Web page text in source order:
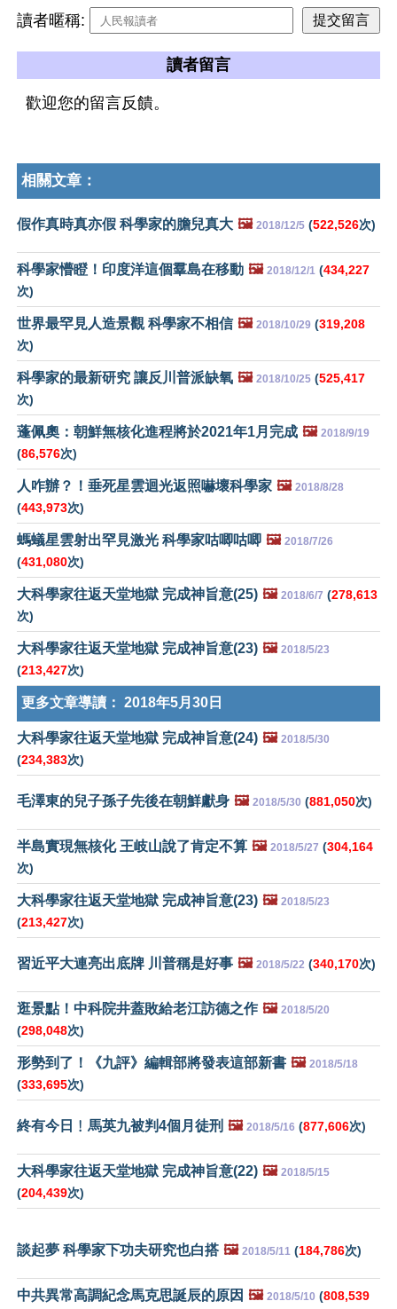
讀者暱稱:
讀者留言
歡迎您的留言反饋。
相關文章：
假作真時真亦假 科學家的膽兒真大 🖼️ 2018/12/5 (522,526次)
科學家懵瞪！印度洋這個羣島在移動 🖼️ 2018/12/1 (434,227
次)
世界最罕見人造景觀 科學家不相信 🖼️ 2018/10/29 (319,208
次)
科學家的最新研究 讓反川普派缺氧 🖼️ 2018/10/25 (525,417
次)
蓬佩奧：朝鮮無核化進程將於2021年1月完成 🖼️ 2018/9/19
(86,576次)
人咋辦？！垂死星雲迴光返照嚇壞科學家 🖼️ 2018/8/28
(443,973次)
螞蟻星雲射出罕見激光 科學家咕唧咕唧 🖼️ 2018/7/26
(431,080次)
大科學家往返天堂地獄 完成神旨意(25) 🖼️ 2018/6/7 (278,613
次)
大科學家往返天堂地獄 完成神旨意(23) 🖼️ 2018/5/23
(213,427次)
更多文章導讀： 2018年5月30日
大科學家往返天堂地獄 完成神旨意(24) 🖼️ 2018/5/30
(234,383次)
毛澤東的兒子孫子先後在朝鮮獻身 🖼️ 2018/5/30 (881,050次)
半島實現無核化 王岐山說了肯定不算 🖼️ 2018/5/27 (304,164
次)
大科學家往返天堂地獄 完成神旨意(23) 🖼️ 2018/5/23
(213,427次)
習近平大連亮出底牌 川普稱是好事 🖼️ 2018/5/22 (340,170次)
逛景點！中科院井蓋敗給老江訪德之作 🖼️ 2018/5/20
(298,048次)
形勢到了！《九評》編輯部將發表這部新書 🖼️ 2018/5/18
(333,695次)
終有今日﹗馬英九被判4個月徒刑 🖼️ 2018/5/16 (877,606次)
大科學家往返天堂地獄 完成神旨意(22) 🖼️ 2018/5/15
(204,439次)
談起夢 科學家下功夫研究也白搭 🖼️ 2018/5/11 (184,786次)
中共異常高調紀念馬克思誕辰的原因 🖼️ 2018/5/10 (808,539